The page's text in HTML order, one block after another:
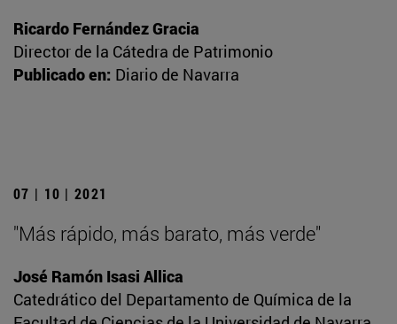
Ricardo Fernández Gracia
Director de la Cátedra de Patrimonio
Publicado en: Diario de Navarra
07 | 10 | 2021
"Más rápido, más barato, más verde"
José Ramón Isasi Allica
Catedrático del Departamento de Química de la